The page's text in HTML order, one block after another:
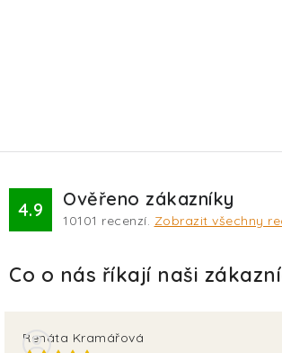
4.9 Ověřeno zákazníky
10101 recenzí. Zobrazit všechny
Renáta Kramářová